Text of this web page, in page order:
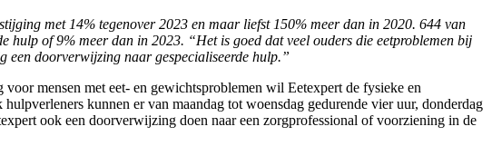
met 14% tegenover 2023 en maar liefst 150% meer dan in 2020. 644 van
hulp of 9% meer dan in 2023. “Het is goed dat veel ouders die eetproblemen bij
een doorverwijzing naar gespecialiseerde hulp.”
mensen met eet- en gewichtsproblemen wil Eetexpert de fysieke en
kunnen er van maandag tot woensdag gedurende vier uur, donderdag
ook een doorverwijzing doen naar een zorgprofessional of voorziening in de